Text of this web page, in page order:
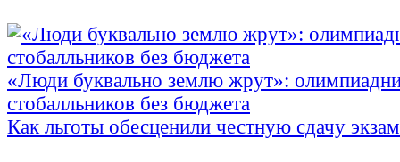
«Люди буквально землю жрут»:
стобалльников без бюджета
Как льготы обесценили честную сдачу